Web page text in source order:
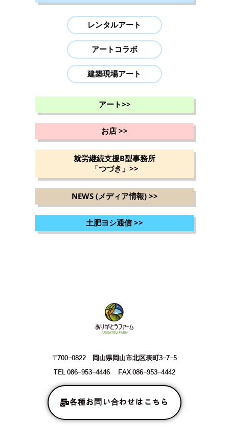
レンタルアート
アートコラボ
建築現場アート
アート>>
お店>>
就労継続支援B型事務所
「つづき」 >>
NEWS (メディア情報)>>
土肥ヨシ通信>>
〒700-0822 岡山県岡山市北区表町3-7-5
TEL 086-953-4446 FAX 086-953-4442
各種お問い合わせはこちら